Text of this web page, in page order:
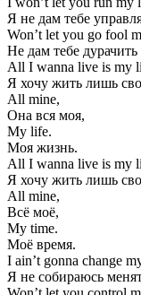
Я не дам тебе
Won’t let you go fool
Не дам тебе дурачить
All I wanna live is my
Я хочу жить лишь
All mine,
Она вся моя,
My life.
Моя жизнь.
All I wanna live is my
Я хочу жить лишь
All mine,
Всё моё,
My time.
Моё время.
I ain’t gonna change
Я не собираюсь